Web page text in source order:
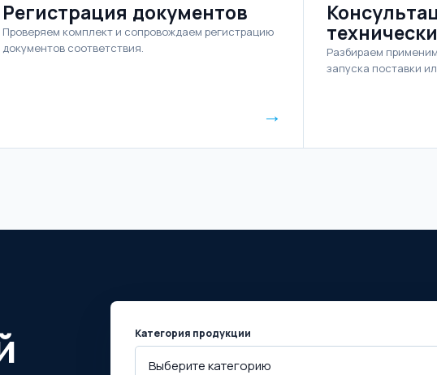
Регистрация документов
Проверяем комплект и сопровождаем регистрацию
документов соответствия.
→
Разбираем
запуска поставки
Категория продукции